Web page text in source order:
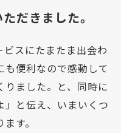
だきました。
スにたまたま出会わ
便利なので感動して
ました。と、同時に
」と伝え、いまいくつ
す。